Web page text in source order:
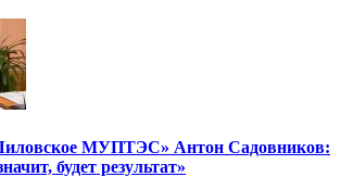
МУПТЭС» Антон Садовников:
будет результат»